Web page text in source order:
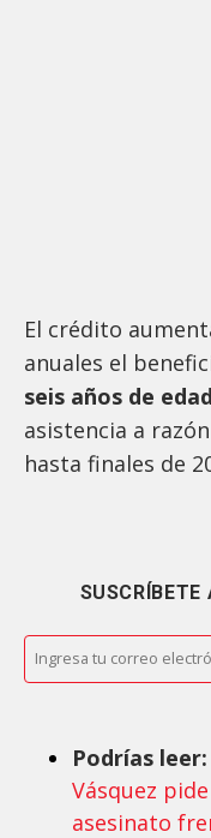
El crédito
anuales el
seis años de
asistencia a
hasta finales de
SUSCRÍBETE
Podrías leer:
Vásquez
asesinato